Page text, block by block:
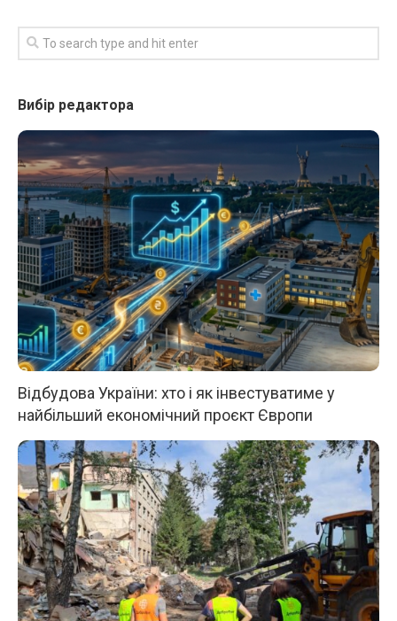
Вибір редактора
Відбудова України: хто і як інвестуватиме у
найбільший економічний проєкт Європи